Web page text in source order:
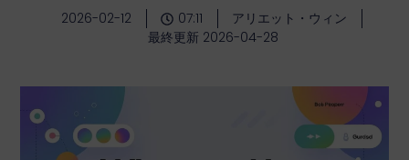
2026-02-12 07:11
アリエット・ウィン
最終更新 2026-04-28